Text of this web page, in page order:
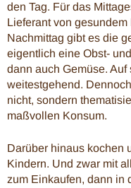
den Tag. Für das
Lieferant von
Nachmittag gibt es die
eigentlich eine Obst-
dann auch Gemüse.
weitestgehend.
nicht, sondern
maßvollen Konsum.
Darüber hinaus kochen
Kindern. Und zwar mit
zum Einkaufen, dann in